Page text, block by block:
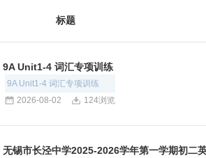
标题
9A Unit1-4 词汇专项训练
9A Unit1-4 词汇专项训练
2026-08-02
124浏览
无锡市长泾中学2025-2026学年第一学期初二